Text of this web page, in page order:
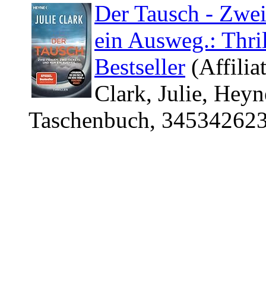
Der Tausch ‐
ein Ausweg.:
Bestseller
Clark, Julie,
Taschenbuch,